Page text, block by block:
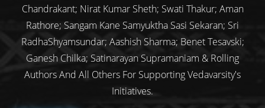
Chandrakant; Nirat Kumar Sheth; Swati Thakur; Aman
Rathore; Sangam Kane Samyuktha Sasi Sekaran; Sri
RadhaShyamsundar; Aashish Sharma; Benet Tesavski;
Ganesh Chilka; Satinarayan Supramaniam & Rolling
Authors And All Others For Supporting Vedavarsity's
Initiatives.